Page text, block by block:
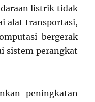
listrik tidak
alat transportasi,
bergerak
sistem perangkat
peningkatan